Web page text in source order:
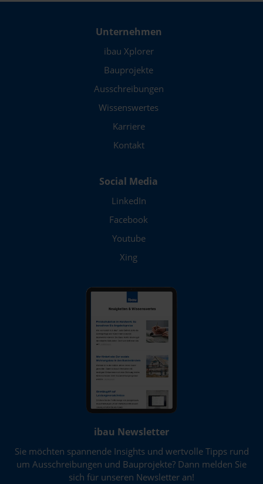
Fränkische Schweiz
Unternehmen
ibau Xplorer
Bauprojekte
Ausschreibungen
Wissenswertes
Karriere
Kontakt
Social Media
LinkedIn
Facebook
Youtube
Xing
ibau Newsletter
Sie möchten spannende Insights und wertvolle Tipps rund
um Ausschreibungen und Bauprojekte? Dann melden Sie
sich für unseren Newsletter an!